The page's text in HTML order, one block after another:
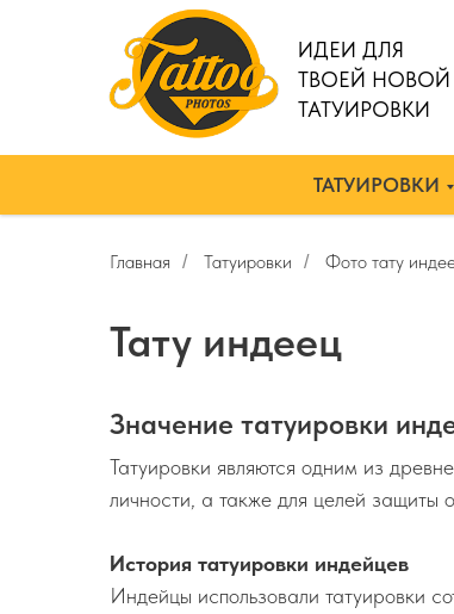
ИДЕИ ДЛЯ
ТВОЕЙ НОВОЙ
ТАТУИРОВКИ
ТАТУИРОВКИ
Главная / Татуировки / Фото тату
Тату индеец
Значение татуировки
Татуировки являются одним из
личности, а также для целей защиты
История татуировки индейцев
Индейцы использовали татуировки